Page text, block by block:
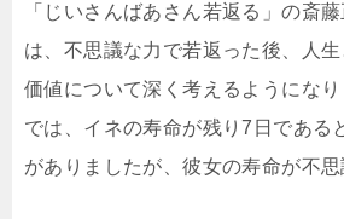
「じいさんばあさん若返る」の斎
は、不思議な力で若返った後、人
価値について深く考えるようにな
では、イネの寿命が残り7日である
がありましたが、彼女の寿命が不思